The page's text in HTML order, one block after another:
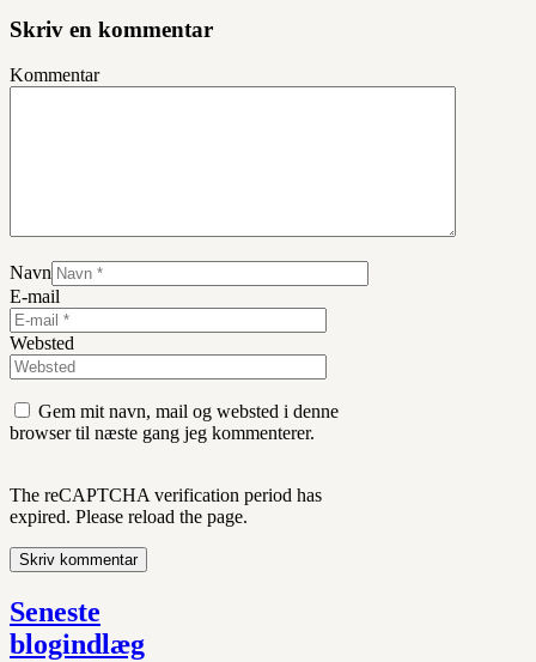
Skriv en kommentar
Kommentar
Navn
E-mail
Websted
Gem mit navn, mail og websted i denne
browser til næste gang jeg kommenterer.
The reCAPTCHA verification period has
expired. Please reload the page.
Seneste
blogindlæg